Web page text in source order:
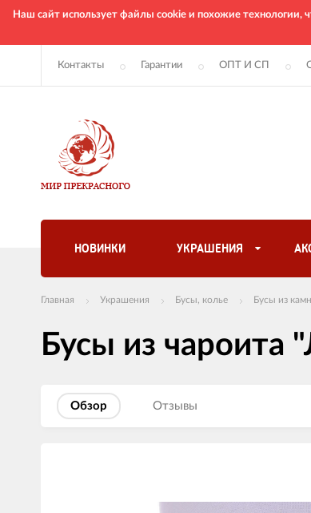
Наш сайт использует файлы cookie и похожие технологии,
Контакты Гарантии ОПТ И СП
НОВИНКИ УКРАШЕНИЯ
Главная Украшения Бусы, колье Бусы из
Бусы из чароита
Обзор Отзывы